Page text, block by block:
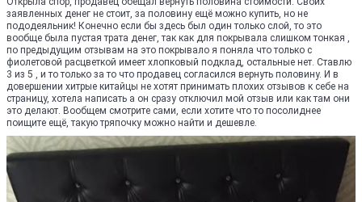
заявленных денег не стоит, за половину ещё можно купить, но не
пододеяльник! Конечно если бы здесь был один только слой, то это
вообще была пустая трата денег, так как для покрывала слишком тонкая ,
по предыдущим отзывам на это покрывало я поняла что только с
фиолетовой расцветкой имеет хлопковый подклад, остальные нет. Ставлю
3 из 5 , и то только за то что продавец согласился вернуть половину. И в
довершении хитрые китайцы не хотят принимать плохих отзывов к себе на
страницу, хотела написать а он сразу отключил мой отзыв или как там они
это делают. Вообщем смотрите сами, если хотите что то посолиднее
поищите ещё, такую тряпочку можно найти и дешевле.